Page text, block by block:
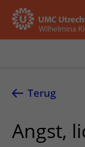
Naar hoofdinhoud
UMC
Utrecht
UMC Utrecht
Onze zorg
Terug
Angst,